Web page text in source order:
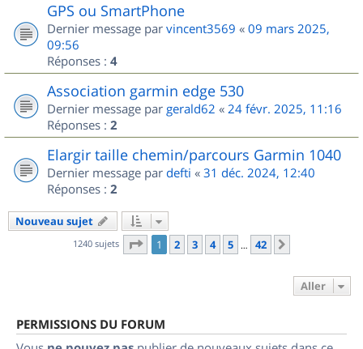
GPS ou SmartPhone
Dernier message par vincent3569 « 09 mars 2025,
09:56
Réponses : 4
Association garmin edge 530
Dernier message par gerald62 « 24 févr. 2025, 11:16
Réponses : 2
Elargir taille chemin/parcours Garmin 1040
Dernier message par defti « 31 déc. 2024, 12:40
Réponses : 2
Nouveau sujet
1240 sujets Page 1sur
1 2 3 4 5 … 42
Aller
PERMISSIONS DU FORUM